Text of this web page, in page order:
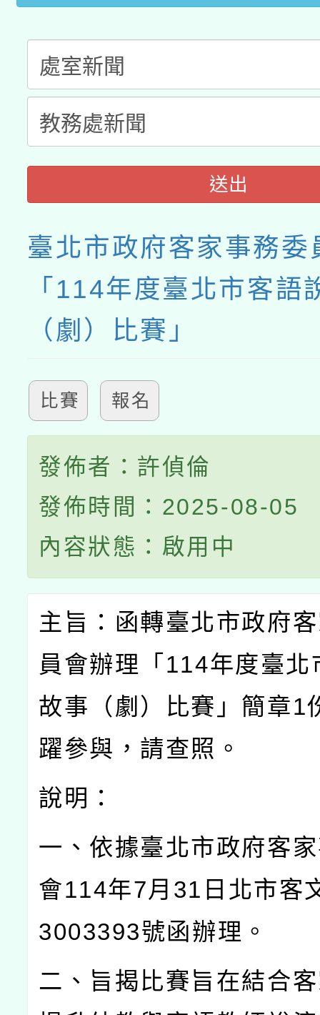
接種之民眾」措施，延
月28日止
送出
臺北市政府客家事務委
「114年度臺北市客語
（劇）比賽」
比賽 報名
發佈者：許偵倫
發佈時間：2025-08-05
內容狀態：啟用中
主旨：函轉臺北市政府
員會辦理「 114年度臺北
故事（劇）比賽」簡章1
躍參與，請查照。
說明：
一、依據臺北市政府客
會114年7月 31 日北市客
3003393號函辦理。
二、旨揭比賽旨在結合